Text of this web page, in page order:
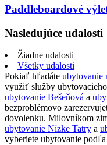
Paddleboardové
Nasledujúce udalosti
Žiadne udalosti
Všetky udalosti
Pokiaľ hľadáte ubytovanie
využiť služby
ubytovanie Bešeňová a
bezproblémovo
dovolenku. Milovníkom
ubytovanie Nízke Tatry a
vyberiete ubytovanie podľa